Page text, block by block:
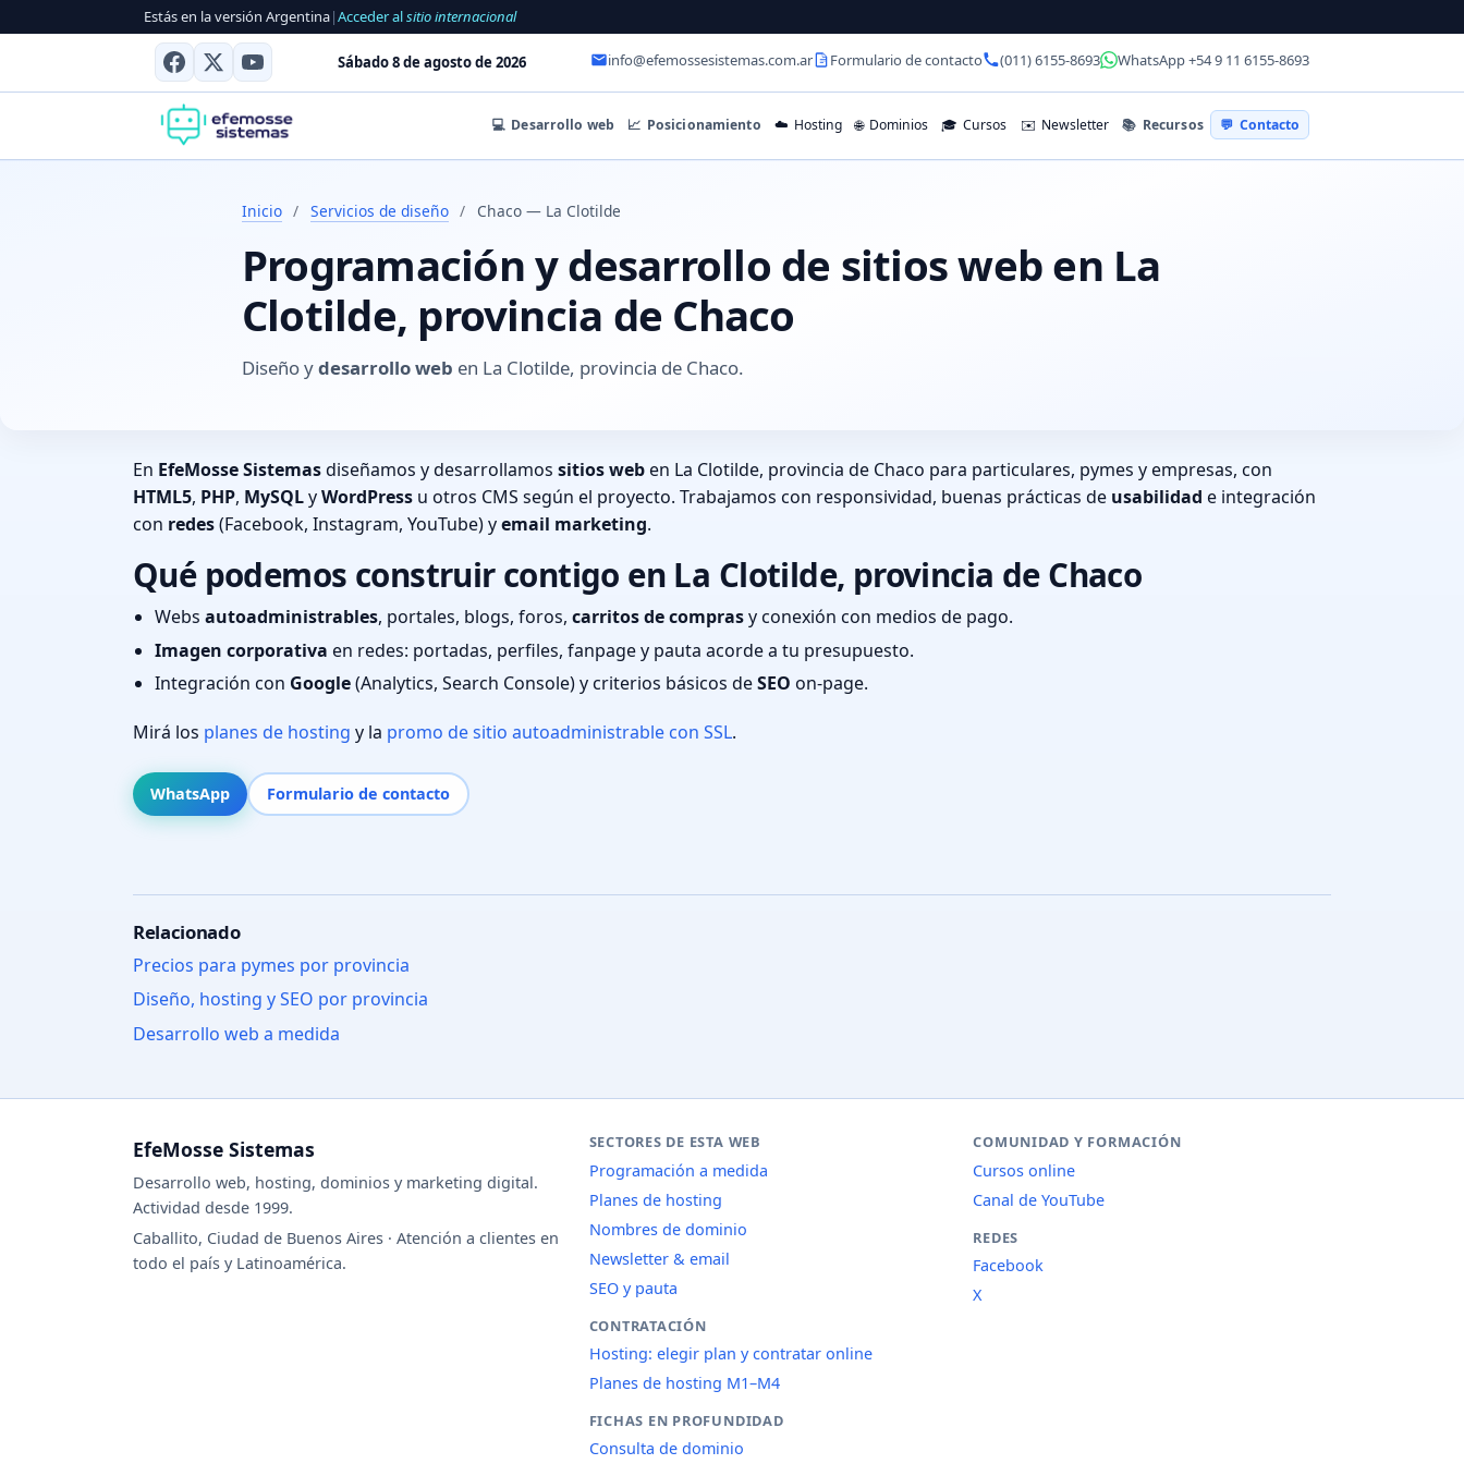
Estás en la versión Argentina|Acceder alsitio internacional
Sábado 8 de agosto de 2026 info@efemossesistemas.com.ar Formulario de contacto (011) 6155-8693 WhatsApp +54 9 11 6155-8693
💻 Desarrollo web 📈 Posicionamiento ☁️ Hosting 🌐 Dominios 🎓 Cursos ✉️ Newsletter 📚 Recursos 💬 Contacto
Inicio / Servicios de diseño / Chaco — La Clotilde
Programación y desarrollo de sitios web en La
Clotilde, provincia de Chaco
Diseño ydesarrollo web en La Clotilde, provincia de Chaco.
En EfeMosse Sistemasdiseñamos y desarrollamos sitios weben La Clotilde, provincia de Chaco para particulares, pymes y empresas, con
HTML5, PHP, MySQLyWordPress u otros CMS según el proyecto. Trabajamos con responsividad, buenas prácticas de usabilidad e integración
con redes(Facebook, Instagram, YouTube) yemail marketing.
Qué podemos construir contigo en La Clotilde, provincia de Chaco
Webs autoadministrables, portales, blogs, foros, carritos de comprasy conexión con medios de pago.
Imagen corporativa en redes: portadas, perfiles, fanpage y pauta acorde a tu presupuesto.
Integración con Google(Analytics, Search Console) y criterios básicos deSEO on-page.
Mirá los planes de hosting y la promo de sitio autoadministrable con SSL.
WhatsApp Formulario de contacto
Relacionado
Precios para pymes por provincia
Diseño, hosting y SEO por provincia
Desarrollo web a medida
EfeMosse Sistemas
Desarrollo web, hosting, dominios y marketing digital.
Actividad desde 1999.
Caballito, Ciudad de Buenos Aires · Atención a clientes en
todo el país y Latinoamérica.
SECTORES DE ESTA WEB
Programación a medida
Planes de hosting
Nombres de dominio
Newsletter & email
SEO y pauta
CONTRATACIÓN
Hosting: elegir plan y contratar online
Planes de hosting M1–M4
FICHAS EN PROFUNDIDAD
Consulta de dominio
COMUNIDAD Y FORMACIÓN
Cursos online
Canal de YouTube
REDES
Facebook
X